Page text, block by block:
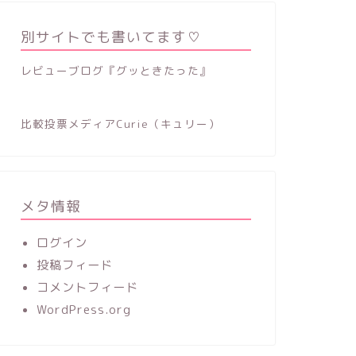
別サイトでも書いてます♡
レビューブログ『グッときたった』
比較投票メディアCurie（キュリー）
メタ情報
ログイン
投稿フィード
コメントフィード
WordPress.org